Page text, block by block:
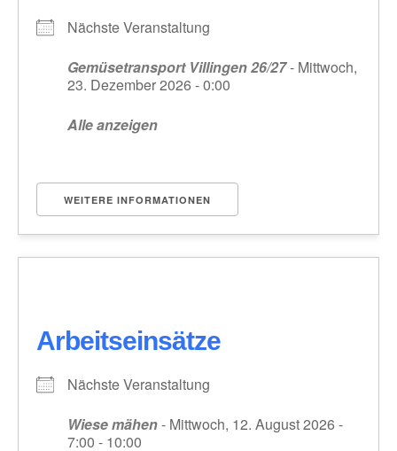
Nächste Veranstaltung
Gemüsetransport Villingen 26/27- Mittwoch,
23. Dezember 2026 - 0:00
Alle anzeigen
WEITERE INFORMATIONEN
Arbeitseinsätze
Nächste Veranstaltung
Wiese mähen- Mittwoch, 12. August 2026 -
7:00 - 10:00